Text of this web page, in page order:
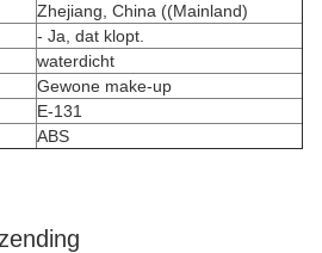
Zhejiang, China ((Mainland)
- Ja, dat klopt.
waterdicht
Gewone make-up
E-131
ABS